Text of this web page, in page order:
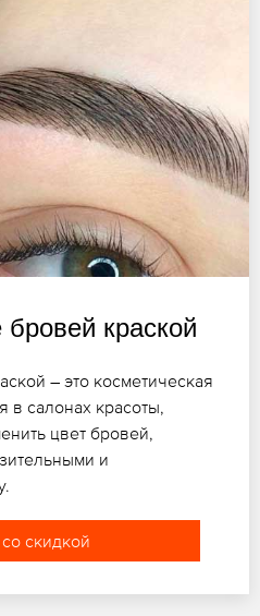
краской
– это косметическая
в салонах красоты,
цвет бровей,
и
со скидкой